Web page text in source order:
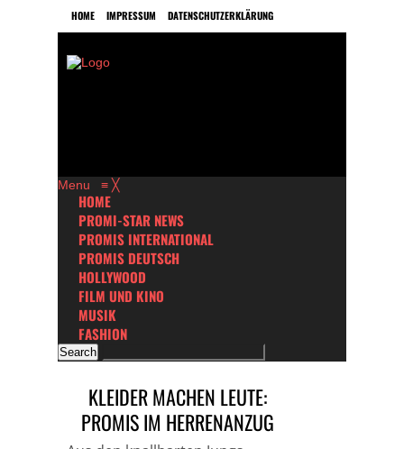
HOME IMPRESSUM DATENSCHUTZERKLÄRUNG
Menu ≡ ╳
HOME
PROMI-STAR NEWS
PROMIS INTERNATIONAL
PROMIS DEUTSCH
HOLLYWOOD
FILM UND KINO
MUSIK
FASHION
KLEIDER MACHEN LEUTE:
PROMIS IM HERRENANZUG